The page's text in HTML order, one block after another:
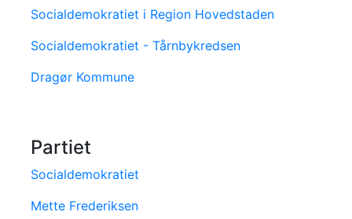
Socialdemokratiet i Region Hovedstaden
Socialdemokratiet - Tårnbykredsen
Dragør Kommune
Partiet
Socialdemokratiet
Mette Frederiksen